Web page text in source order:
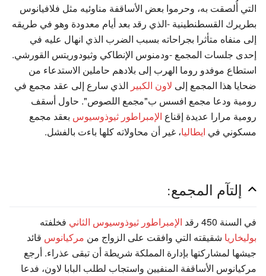
التي أُلصقت به، وحرموا بعض الأساقفة مناوئيه مثل فلافيانوس
بطريرك القسطنطينية -الذي رقد بعد أيام معدودة وهو في طريقه
إلى منفاه متأثرا بجراحاته بسبب الضرب الذي انهال عليه في
إحدى جلسات المجمع -ودمنوس الإنطاكي وثيودوريتس القورشي.
استطاع موفدو روما الهرب إلى بلادهم حاملين الاستدعاء من
ضحايا هذا المجمع إلى لاون الكبير الذي سارع إلى عقد مجمع في
رومية ودعا مجمع افسس ب"مجمع اللصوص". حاول أسقف
رومية مرارا عديدة إقناع الإمبراطور ثيوذوسيوس بعقد مجمع
مسكوني في ايطاليا، غير أن محاولاته كلها باءت بالفشل.
إلتآم المجمع:
في السنة 450 رقد الإمبراطور ثيوذوسيوس الثاني فخلفته
بوليخاريا شقيقته التي وافقت على الزواج من مركيانوس قائد
جيشها لمشاركتها بإدارة المملكة شريطة أن تبقى عذراء. أرجع
مركيانوس الأساقفة المنفيين واستجاب لطلب البابا لاون، فدعا